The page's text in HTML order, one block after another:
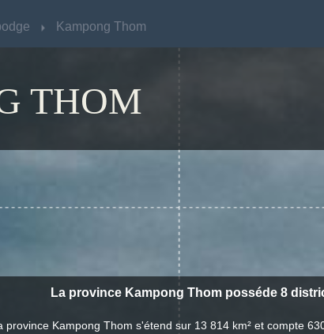
Kampong Thom
THOM
La province Kampong Thom posséde 8
province Kampong Thom s'étend sur 13 814 km² et compte
Kampong Thom